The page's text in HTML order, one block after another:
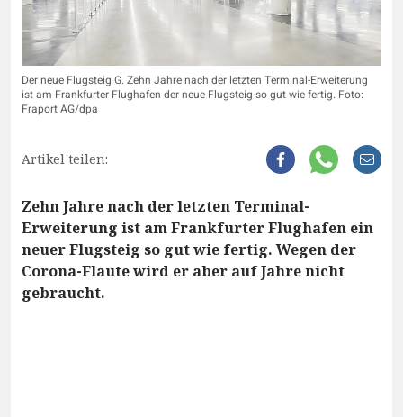
Der neue Flugsteig G. Zehn Jahre nach der letzten Terminal-Erweiterung
ist am Frankfurter Flughafen der neue Flugsteig so gut wie fertig. Foto:
Fraport AG/dpa
Artikel teilen:
Zehn Jahre nach der letzten Terminal-
Erweiterung ist am Frankfurter Flughafen ein
neuer Flugsteig so gut wie fertig. Wegen der
Corona-Flaute wird er aber auf Jahre nicht
gebraucht.